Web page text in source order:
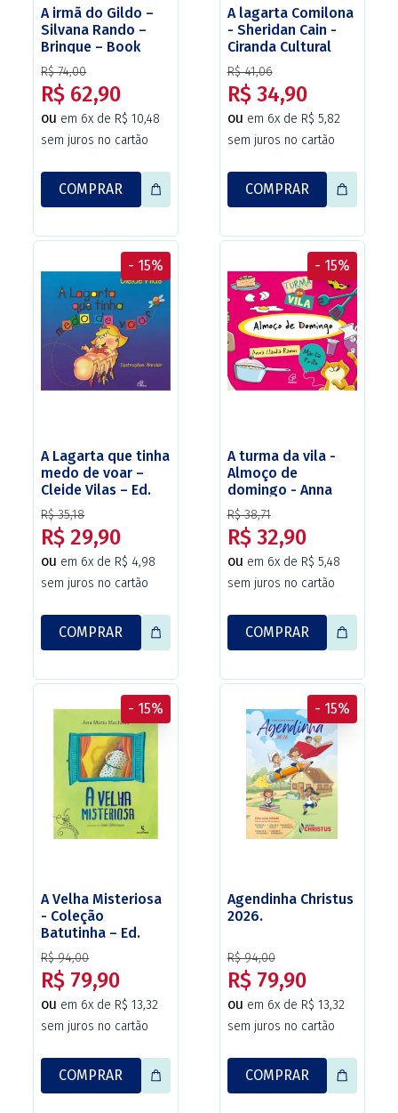
A irmã do Gildo –
Silvana Rando –
Brinque – Book
R$ 74,00
R$ 62,90
ou em 6x de R$ 10,48
sem juros no cartão
COMPRAR
A lagarta Comilona
- Sheridan Cain -
Ciranda Cultural
R$ 41,06
R$ 34,90
ou em 6x de R$ 5,82
sem juros no cartão
COMPRAR
A Lagarta que tinha
medo de voar –
Cleide Vilas – Ed.
Paulinas
R$ 35,18
R$ 29,90
ou em 6x de R$ 4,98
sem juros no cartão
- 15%
COMPRAR
A turma da vila -
Almoço de
domingo - Anna
Claudia Ramos -
Ed. Paulinas
R$ 38,71
R$ 32,90
ou em 6x de R$ 5,48
sem juros no cartão
- 15%
COMPRAR
A Velha Misteriosa
- Coleção
Batutinha – Ed.
Salamandra
R$ 94,00
R$ 79,90
ou em 6x de R$ 13,32
sem juros no cartão
- 15%
COMPRAR
Agendinha Christus
2026.
R$ 94,00
R$ 79,90
ou em 6x de R$ 13,32
sem juros no cartão
- 15%
COMPRAR